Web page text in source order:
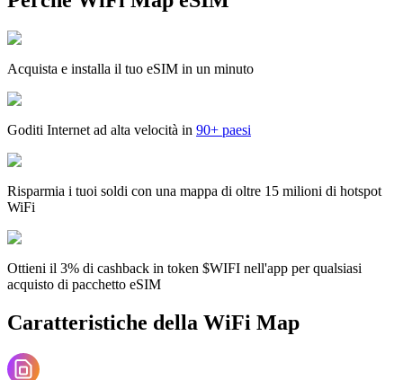
Acquista e installa il tuo eSIM in un minuto
Goditi Internet ad alta velocità in 90+ paesi
Risparmia i tuoi soldi con una mappa di oltre 15 milioni di hotspot
WiFi
Ottieni il 3% di cashback in token $WIFI nell'app per qualsiasi
acquisto di pacchetto eSIM
Caratteristiche della WiFi Map